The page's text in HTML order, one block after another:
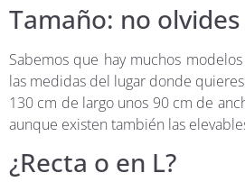
Tamaño: no
Sabemos que hay muchos
las medidas del lugar donde
130 cm de largo unos 90 cm de
aunque existen también las
¿Recta o en L?